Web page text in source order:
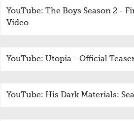
YouTube: The Boys Season 2 -
Video
YouTube: Utopia - Official
YouTube: His Dark Materials: